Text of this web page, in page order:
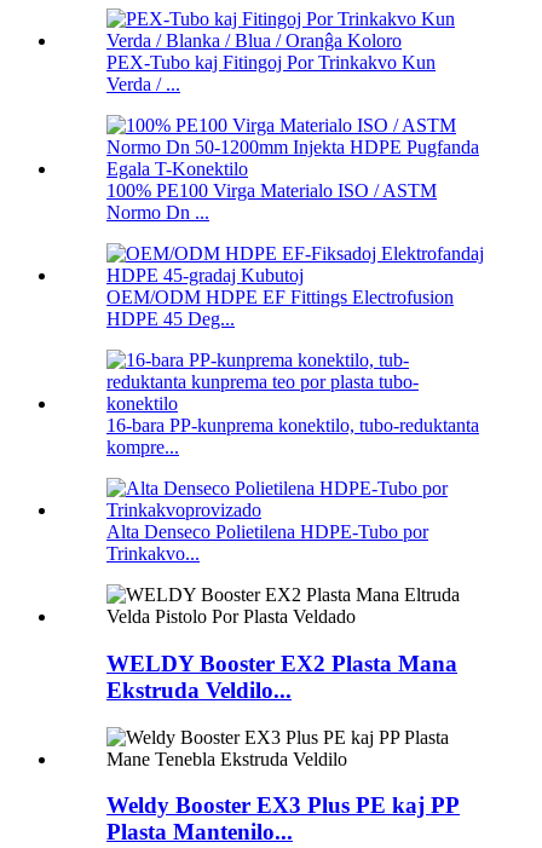
PEX-Tubo kaj Fitingoj Por Trinkakvo Kun
Verda / ...
100% PE100 Virga Materialo ISO / ASTM
Normo Dn ...
OEM/ODM HDPE EF Fittings Electrofusion
HDPE 45 Deg...
16-bara PP-kunprema konektilo, tubo-reduktanta
kompre...
Alta Denseco Polietilena HDPE-Tubo por
Trinkakvo...
WELDY Booster EX2 Plasta Mana
Ekstruda Veldilo...
Weldy Booster EX3 Plus PE kaj PP
Plasta Mantenilo...